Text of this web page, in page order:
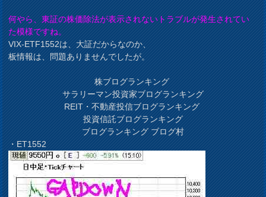
何やら、東証の株価除法が表示されないトラブルが発生されてい
た模様ですね。
VIX-ETF1552は、大証だからなのか、
板情報は、問題ありませんでしたが。
株ブログランキング
サラリーマン投資家ブログランキング
REIT・不動産投信ブログランキング
投資信託ブログランキング
ブログランキング ブログ村
・ET1552